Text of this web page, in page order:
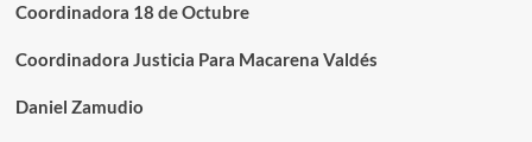
Coordinadora 18 de Octubre
Coordinadora Justicia Para Macarena Valdés
Daniel Zamudio